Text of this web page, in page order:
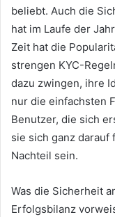
beliebt. Auch die
hat im Laufe der
Zeit hat die
strengen KYC-
dazu zwingen, ihre
nur die einfachsten
Benutzer, die sich
sie sich ganz
Nachteil sein.
Was die Sicherheit
Erfolgsbilanz